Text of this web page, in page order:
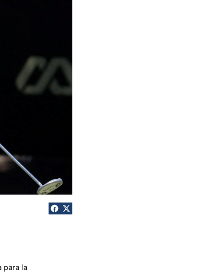
para la